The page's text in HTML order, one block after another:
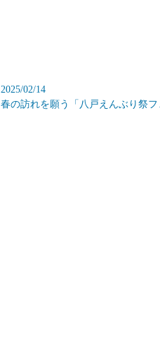
2025/02/14
春の訪れを願う「八戸えんぶり祭